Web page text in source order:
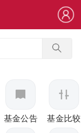
基金公告 基金比较